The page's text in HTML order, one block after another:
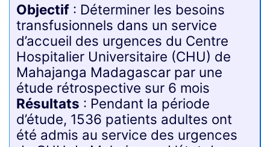
Objectif : Déterminer les besoins
transfusionnels dans un service
d’accueil des urgences du Centre
Hospitalier Universitaire (CHU) de
Mahajanga Madagascar par une
étude rétrospective sur 6 mois
Résultats : Pendant la période
d’étude, 1536 patients adultes ont
été admis au service des urgences